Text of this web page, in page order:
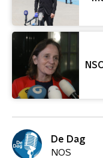
De Dag
NOS